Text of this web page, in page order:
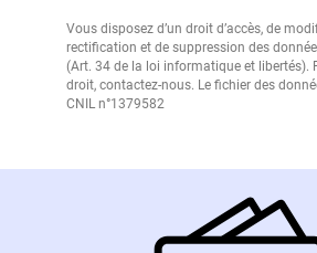
Vous disposez d’un droit d’accès, de
rectification et de suppression des
(Art. 34 de la loi informatique et libertés).
droit, contactez-nous. Le fichier des
CNIL n°1379582